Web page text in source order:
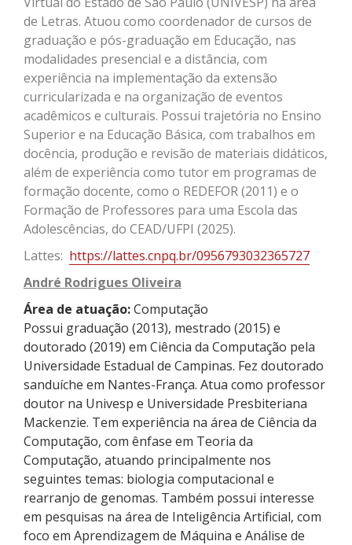
de Letras. Atuou como coordenador de cursos de
graduação e pós-graduação em Educação, nas
modalidades presencial e a distância, com
experiência na implementação da extensão
curricularizada e na organização de eventos
acadêmicos e culturais. Possui trajetória no Ensino
Superior e na Educação Básica, com trabalhos em
docência, produção e revisão de materiais didáticos,
além de experiência como tutor em programas de
formação docente, como o REDEFOR(2011) e o
Formação de Professores para uma Escola das
Adolescências, do CEAD/UFPI (2025).
Lattes: https://lattes.cnpq.br/0956793032365727
André Rodrigues Oliveira
Área de atuação:Computação
Possui graduação (2013), mestrado (2015) e
doutorado (2019) em Ciência da Computação pela
Universidade Estadual de Campinas. Fez doutorado
sanduíche em Nantes-França. Atua como professor
doutor na Univesp e Universidade Presbiteriana
Mackenzie. Tem experiência na área de Ciência da
Computação, com ênfase em Teoria da
Computação, atuando principalmente nos
seguintes temas: biologia computacional e
rearranjo de genomas. Também possui interesse
em pesquisas na área de Inteligência Artificial, com
foco em Aprendizagem de Máquina e Análise de